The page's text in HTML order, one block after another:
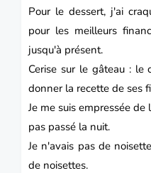
Pour le dessert, j'ai
pour les meilleurs
jusqu'à présent.
Cerise sur le gâteau : le
donner la recette de ses
Je me suis empressée
pas passé la nuit.
Je n'avais pas de
de noisettes.